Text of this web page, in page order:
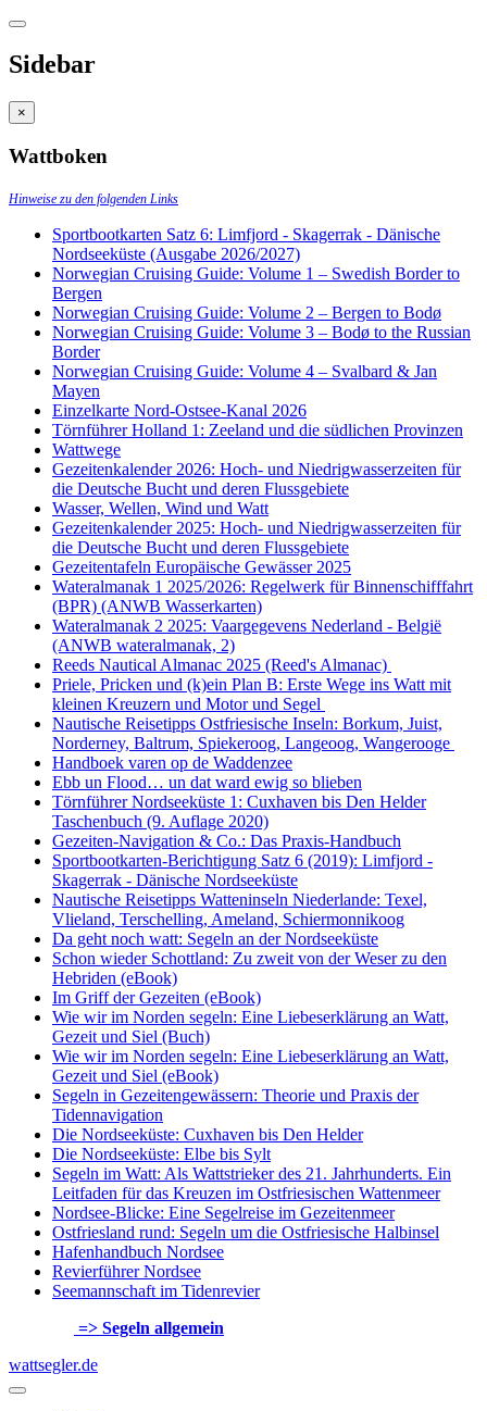
Sidebar
×
Wattboken
Hinweise zu den folgenden Links
Sportbootkarten Satz 6: Limfjord - Skagerrak - Dänische
Nordseeküste (Ausgabe 2026/2027)
Norwegian Cruising Guide: Volume 1 – Swedish Border to
Bergen
Norwegian Cruising Guide: Volume 2 – Bergen to Bodø
Norwegian Cruising Guide: Volume 3 – Bodø to the Russian
Border
Norwegian Cruising Guide: Volume 4 – Svalbard & Jan
Mayen
Einzelkarte Nord-Ostsee-Kanal 2026
Törnführer Holland 1: Zeeland und die südlichen Provinzen
Wattwege
Gezeitenkalender 2026: Hoch- und Niedrigwasserzeiten für
die Deutsche Bucht und deren Flussgebiete
Wasser, Wellen, Wind und Watt
Gezeitenkalender 2025: Hoch- und Niedrigwasserzeiten für
die Deutsche Bucht und deren Flussgebiete
Gezeitentafeln Europäische Gewässer 2025
Wateralmanak 1 2025/2026: Regelwerk für Binnenschifffahrt
(BPR) (ANWB Wasserkarten)
Wateralmanak 2 2025: Vaargegevens Nederland - België
(ANWB wateralmanak, 2)
Reeds Nautical Almanac 2025 (Reed's Almanac)
Priele, Pricken und (k)ein Plan B: Erste Wege ins Watt mit
kleinen Kreuzern und Motor und Segel
Nautische Reisetipps Ostfriesische Inseln: Borkum, Juist,
Norderney, Baltrum, Spiekeroog, Langeoog, Wangerooge
Handboek varen op de Waddenzee
Ebb un Flood… un dat ward ewig so blieben
Törnführer Nordseeküste 1: Cuxhaven bis Den Helder
Taschenbuch (9. Auflage 2020)
Gezeiten-Navigation & Co.: Das Praxis-Handbuch
Sportbootkarten-Berichtigung Satz 6 (2019): Limfjord -
Skagerrak - Dänische Nordseeküste
Nautische Reisetipps Watteninseln Niederlande: Texel,
Vlieland, Terschelling, Ameland, Schiermonnikoog
Da geht noch watt: Segeln an der Nordseeküste
Schon wieder Schottland: Zu zweit von der Weser zu den
Hebriden (eBook)
Im Griff der Gezeiten (eBook)
Wie wir im Norden segeln: Eine Liebeserklärung an Watt,
Gezeit und Siel (Buch)
Wie wir im Norden segeln: Eine Liebeserklärung an Watt,
Gezeit und Siel (eBook)
Segeln in Gezeitengewässern: Theorie und Praxis der
Tidennavigation
Die Nordseeküste: Cuxhaven bis Den Helder
Die Nordseeküste: Elbe bis Sylt
Segeln im Watt: Als Wattstrieker des 21. Jahrhunderts. Ein
Leitfaden für das Kreuzen im Ostfriesischen Wattenmeer
Nordsee-Blicke: Eine Segelreise im Gezeitenmeer
Ostfriesland rund: Segeln um die Ostfriesische Halbinsel
Hafenhandbuch Nordsee
Revierführer Nordsee
Seemannschaft im Tidenrevier
=> Segeln allgemein
wattsegler.de